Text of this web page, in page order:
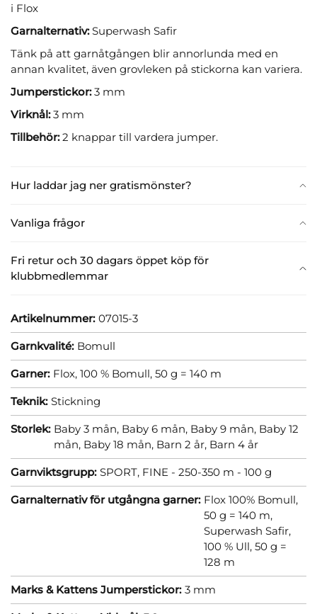
Hur laddar jag ner gratismönster?
Vanliga frågor
Fri retur och 30 dagars öppet köp för
klubbmedlemmar
i Flox
Garnalternativ:Superwash Safir
Tänk på att garnåtgången blir annorlunda med en
annan kvalitet, även grovleken på stickorna kan variera.
Jumperstickor:3 mm
Virknål:3 mm
Tillbehör:2 knappar till vardera jumper.
Artikelnummer: 07015-3
Garnkvalité: Bomull
Garner: Flox, 100 % Bomull, 50 g = 140 m
Teknik: Stickning
Storlek: Baby 3 mån, Baby 6 mån, Baby 9 mån, Baby 12
mån, Baby 18 mån, Barn 2 år, Barn 4 år
Garnviktsgrupp: SPORT, FINE - 250-350 m - 100 g
Garnalternativ för utgångna garner: Flox 100% Bomull,
50 g = 140 m,
Superwash Safir,
100 % Ull, 50 g =
128 m
Marks & Kattens Jumperstickor: 3 mm